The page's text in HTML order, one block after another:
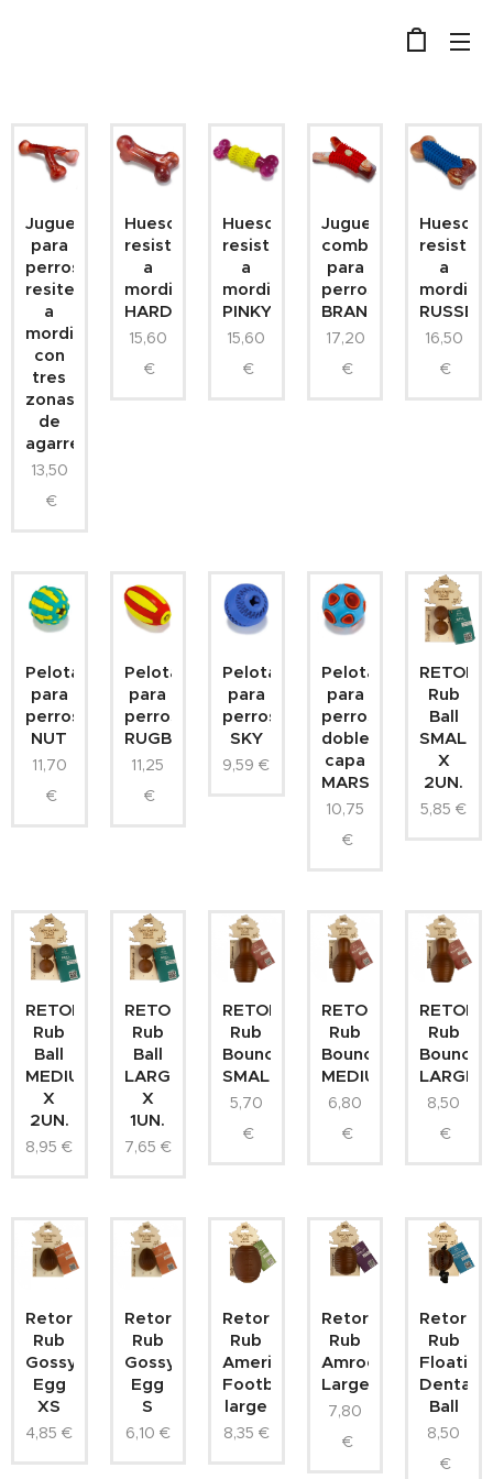
Juguete
para
perros
resitente
a
mordiscos
con
tres
zonas
de
agarre
13,50
€
Hueso
resistente
a
mordiscos
HARDY
15,60
€
Hueso
resistente
a
mordiscos
PINKY
15,60
€
Juguete
combinado
para
perros
BRANCH
17,20
€
Hueso
a
RUSSET
16,50
€
Pelota
para
perros
NUT
11,70
€
Pelota
para
perros
RUGBY
11,25
€
Pelota
para
perros
SKY
9,59 €
Pelota
para
perros
doble
capa
MARS
10,75
€
RETORN
Rub
Ball
SMALL
X
2UN.
5,85 €
RETORN
Rub
Ball
MEDIUM
X
2UN.
8,95 €
RETORN
Rub
Ball
LARGE
X
1UN.
7,65 €
RETORN
Rub
Bouncy
SMALL
5,70
€
RETORN
Rub
Bouncy
MEDIUM
6,80
€
RETORN
Rub
Bouncy
LARGE
8,50
€
Retorn
Rub
Gossy
Egg
XS
4,85 €
Retorn
Rub
Gossy
Egg
S
6,10 €
Retorn
Rub
American
Football
large
8,35 €
Retorn
Rub
Amrood
Large
7,80
€
Retorn
Rub
Floating
Dental
Ball
8,50
€